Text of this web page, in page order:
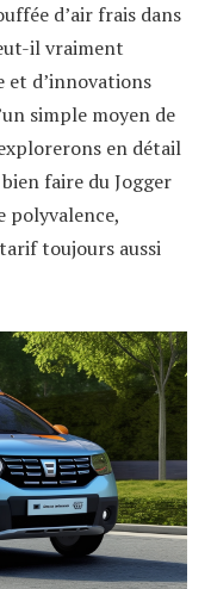
d’air frais dans
il vraiment
et d’innovations
simple moyen de
en détail
faire du Jogger
polyvalence,
toujours aussi